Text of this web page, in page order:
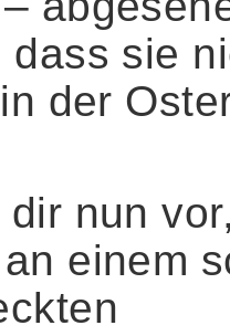
dass sie
der
dir nun
einem